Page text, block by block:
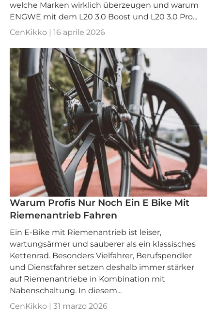
welche Marken wirklich überzeugen und warum
ENGWE mit dem L20 3.0 Boost und L20 3.0 Pro...
CenKikko | 16 aprile 2026
Warum Profis Nur Noch Ein E Bike Mit
Riemenantrieb Fahren
Ein E‑Bike mit Riemenantrieb ist leiser,
wartungsärmer und sauberer als ein klassisches
Kettenrad. Besonders Vielfahrer, Berufspendler
und Dienstfahrer setzen deshalb immer stärker
auf Riemenantriebe in Kombination mit
Nabenschaltung. In diesem...
CenKikko | 31 marzo 2026